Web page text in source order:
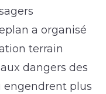
a organisé
terrain
dangers des
engendrent plus